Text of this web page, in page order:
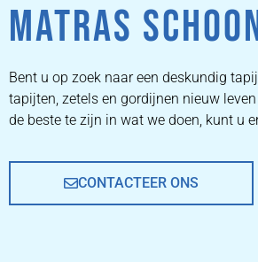
ZETEL
MATRAS
Bent u op zoek naar een deskundig
tapijten, zetels en gordijnen nieuw
de beste te zijn in wat we doen, kunt u
CONTACTEER ONS